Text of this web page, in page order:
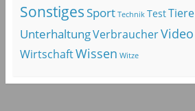
SonstigesSport Technik TestTiere
UnterhaltungVerbraucherVideo
WirtschaftWissen Witze